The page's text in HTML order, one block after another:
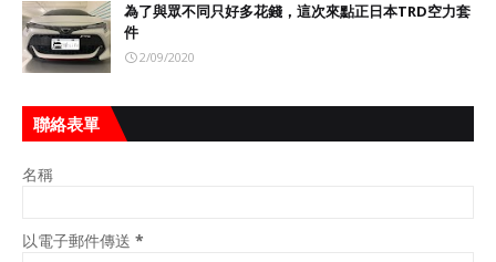
為了與眾不同只好多花錢，這次來點正日本TRD空力套
件
2/09/2020
聯絡表單
名稱
以電子郵件傳送 *